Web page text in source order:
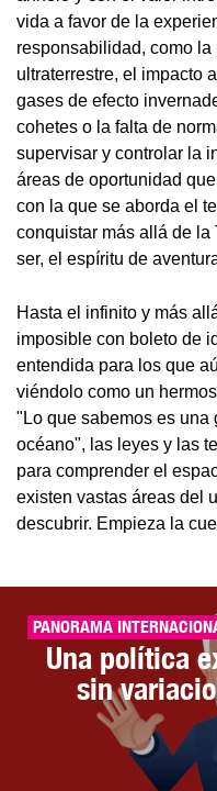
vida a favor de la
responsabilidad, como
ultraterrestre, el impacto
gases de efecto
cohetes o la falta de
supervisar y controlar la
áreas de oportunidad
con la que se aborda el
conquistar más allá de la
ser, el espíritu de
Hasta el infinito y más
imposible con boleto de
entendida para los que
viéndolo como un
"Lo que sabemos es una
océano", las leyes y las
para comprender el
existen vastas áreas del
descubrir. Empieza la
PANORAMA
Una política
sin